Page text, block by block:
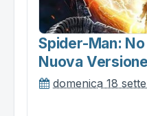
Spider-Man:
Nuova Versione
domenica 18